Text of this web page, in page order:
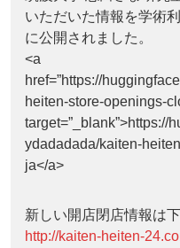
いただいた情報を学術
に公開されました。
<a
href=”https://
heiten-store-openings-
target=”_blank”>https://
ydadadada/kaiten-
ja</a>
新しい開店閉店情報は
http://kaiten-heiten-